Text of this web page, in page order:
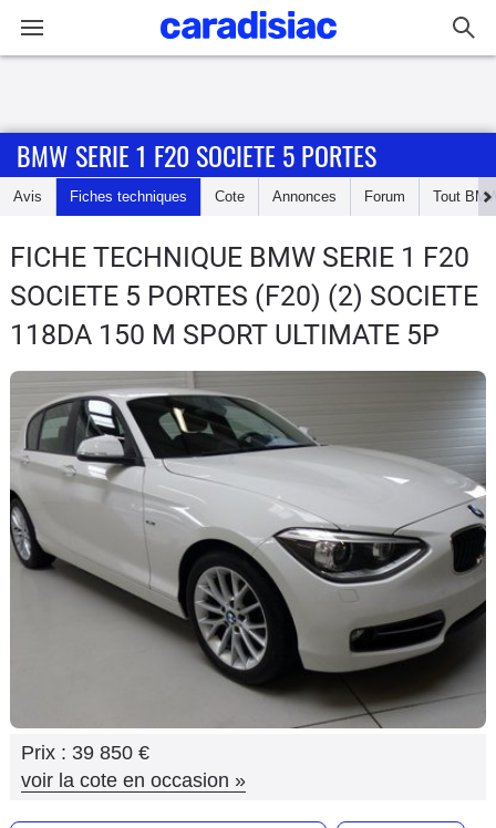
Accueil
Essais
Guide
d'achat
Electriques
Utilitaires
Flottes
Auto
Marques
BMW SERIE 1 F20 SOCIETE 5 PORTES
Avis Fiches techniques Cote Annonces Forum Tout
FICHE TECHNIQUE BMW SERIE 1 F20
SOCIETE 5 PORTES (F20) (2) SOCIETE
118DA 150 M SPORT ULTIMATE 5P
Prix : 39 850 €
voir la cote en occasion »